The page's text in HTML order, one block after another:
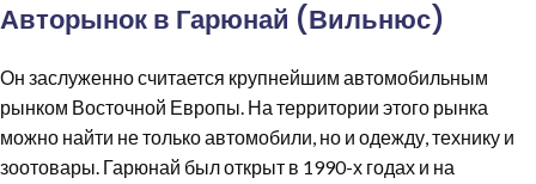
Авторынок в Гарюнай (Вильнюс)
Он заслуженно считается крупнейшим автомобильным
рынком Восточной Европы. На территории этого рынка
можно найти не только автомобили, но и одежду, технику и
зоотовары. Гарюнай был открыт в 1990-х годах и на